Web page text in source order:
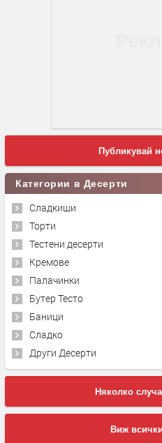
Публикувай
Категории в Десерти
Сладкиши
Торти
Тестени десерти
Кремове
Палачинки
Бутер Тесто
Баници
Сладко
Други Десерти
Няколко
Виж